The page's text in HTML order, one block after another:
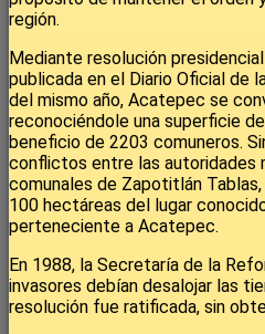
región.
Mediante resolución
publicada en el Diario Oficial de
del mismo año, Acatepec se
reconociéndole una superficie
beneficio de 2203 comuneros.
conflictos entre las autoridades
comunales de Zapotitlán
100 hectáreas del lugar
perteneciente a Acatepec.
En 1988, la Secretaría de la
invasores debían desalojar las
resolución fue ratificada, sin